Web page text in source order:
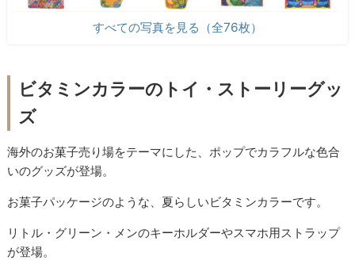
すべての写真を見る（全76枚）
ビタミンカラーのトイ・ストーリーグッ
ズ
海外のお菓子売り場をテーマにした、ポップでカラフルな色合
いのグッズが登場。
お菓子パッケージのような、夏らしいビタミンカラーです。
リトル・グリーン・メンのキーホルダーやスマホ用ストラップ
が登場。